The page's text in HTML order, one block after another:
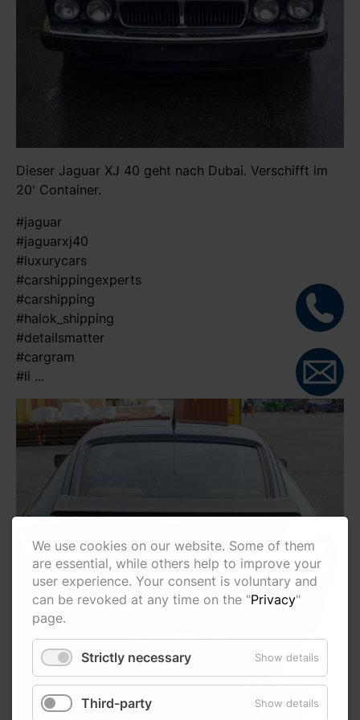
Dieser Jaguar XJ 40 geht nach Dubai. Verschifft im
20' Container.
#jaguar
#jaguarxj40
#luxurycars
#carshippingexperts
#carshipping
#halok_shipping
#detailsmatter
#cargram
#li ...
We use cookies on our website. Some of them
are essential, while others help to improve your
user experience. Your consent is voluntary and
can be revoked at any time on the "Privacy"
page.
Strictly necessary Show details
Third-party Show details